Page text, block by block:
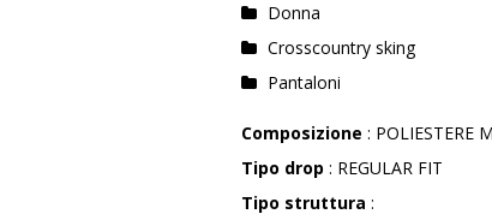
Donna
Crosscountry sking
Pantaloni
Composizione : POLIESTERE
Tipo drop : REGULAR FIT
Tipo struttura :